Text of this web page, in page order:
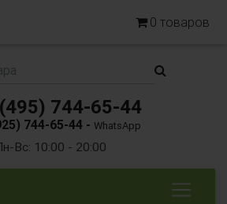
0 товаров
744-65-44
744-65-44 - WhatsApp
Вс: 10:00 - 20:00